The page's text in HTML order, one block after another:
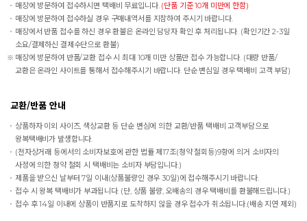
매장에 방문하여 접수하시면 택배비 무료입니다. (단품 기준 10개 미만에 한함)
매장에 방문하여 접수하실 경우 구매내역서를 지참하여 주시기 바랍니다.
매장에서 반품 접수를 하신 경우 환불은 온라인 담당자 확인 후 처리됩니다. (확인기간 2-3일
소요/결제하신 결제수단으로 환불)
매장에 방문하여 반품/교환 접수 시 최대 10개 미만 상품만 접수 가능합니다. (대량 반품/
교환은 온라인 사이트를 통해서 접수해주시기 바랍니다. 단순 변심일 경우 택배비 고객 부담)
교환/반품 안내
상품하자 이외 사이즈, 색상교환 등 단순 변심에 의한 교환/반품 택배비 고객부담으로
왕복택배비가 발생합니다.
(전자상거래 등에서의 소비자보호에 관한 법률 제17조(청약 철회등)9항에 의거 소비자의
사정에 의한 청약 철회 시 택배비는 소비자 부담입니다.)
제품을 받으신 날부터 7일 이내(상품불량인 경우 30일)에 접수해주시기 바랍니다.
접수 시 왕복 택배비가 부과됩니다. (단, 상품 불량, 오배송의 경우 택배비를 환불해드립니다.)
접수 후 14일 이내에 상품이 반품지로 도착하지 않을 경우 접수가 취소됩니다.(배송 지연 제외)